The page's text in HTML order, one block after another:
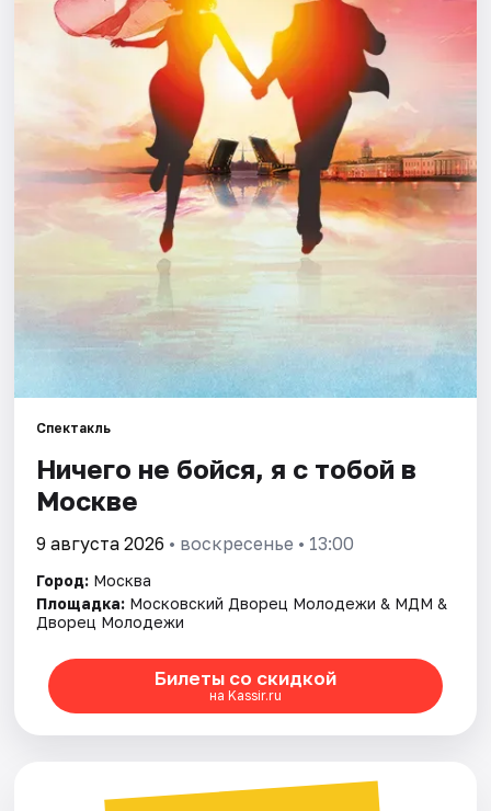
Площадки
Артисты
Рейтинги
Спектакль
Ничего не бойся, я с тобой в
Москве
9 августа 2026 • воскресенье • 13:00
Город: Москва
Площадка: Московский Дворец Молодежи & МДМ &
Дворец Молодежи
Билеты со скидкой
на Kassir.ru